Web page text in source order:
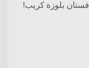
فستان بلوزة كريب!